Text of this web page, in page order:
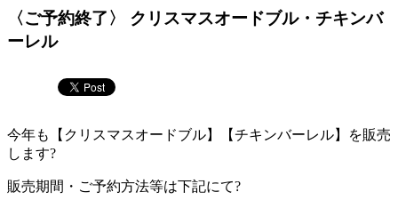
〈ご予約終了〉 クリスマスオードブル・チキンバ
ーレル
今年も【クリスマスオードブル】【チキンバーレル】を販売
します?
販売期間・ご予約方法等は下記にて?